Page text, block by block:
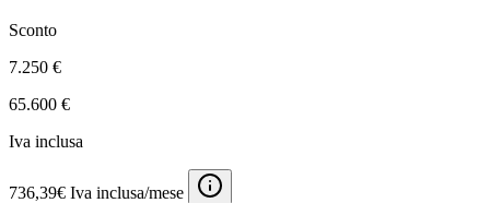
Sconto
7.250 €
65.600 €
Iva inclusa
736,39€ Iva inclusa/mese